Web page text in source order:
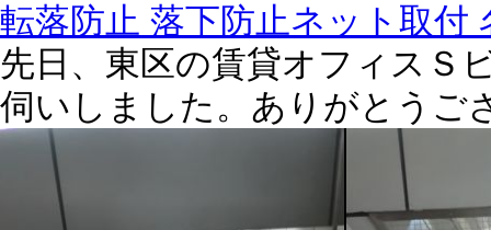
転落防止 落下防止ネット取付
先日、東区の賃貸オフィスＳ
伺いしました。ありがとうご